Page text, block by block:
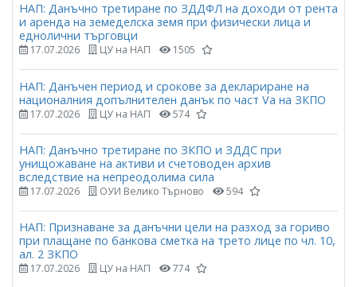
НАП: Данъчно третиране по ЗДДФЛ на доходи от рента
и аренда на земеделска земя при физически лица и
еднолични търговци
17.07.2026 ЦУ на НАП 1505
НАП: Данъчен период и срокове за деклариране на
националния допълнителен данък по част Vа на ЗКПО
17.07.2026 ЦУ на НАП 574
НАП: Данъчно третиране по ЗКПО и ЗДДС при
унищожаване на активи и счетоводен архив
вследствие на непреодолима сила
17.07.2026 ОУИ Велико Търново 594
НАП: Признаване за данъчни цели на разход за гориво
при плащане по банкова сметка на трето лице по чл. 10,
ал. 2 ЗКПО
17.07.2026 ЦУ на НАП 774